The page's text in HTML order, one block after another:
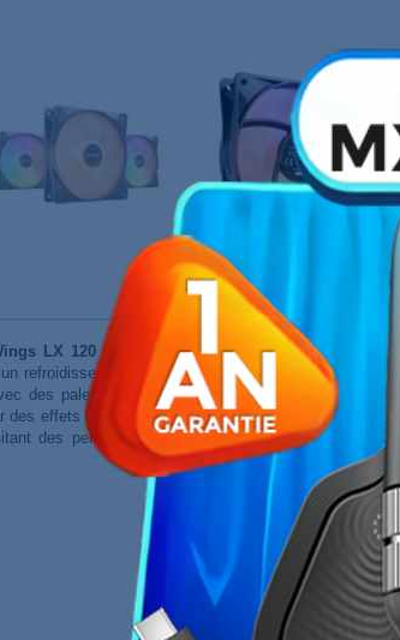
LX 120 mm PWM High Speed est un
refroidissement efficace tout en restant silencieux. Il
des pales dépolies et une finition noir mat. Il est
des effets de lumineux personnalisables Ce ventilateur
des performances de refroidissement élevées